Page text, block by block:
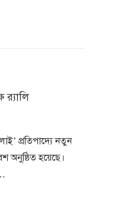
প্রতিপাদ্যে নতুন
অনুষ্ঠিত হয়েছে।